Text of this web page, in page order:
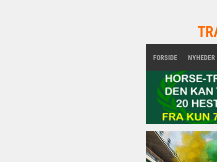
FORSIDE NYHEDER